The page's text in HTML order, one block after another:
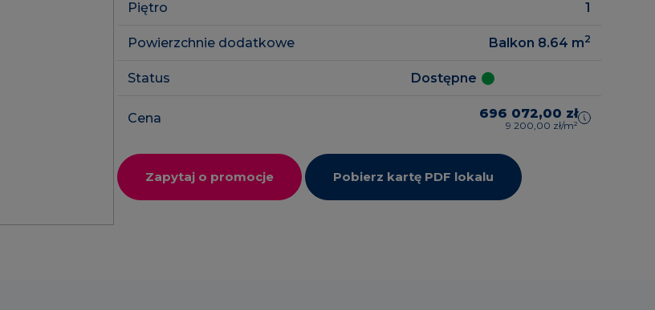
Inwestycje zrealizowane
Piętro 1
Powierzchnie dodatkowe Balkon 8.64 m2
Status Dostępne
Cena 696 072,00 zł
9 200,00 zł/m²
Zapytaj o promocje Pobierz kartę PDF lokalu